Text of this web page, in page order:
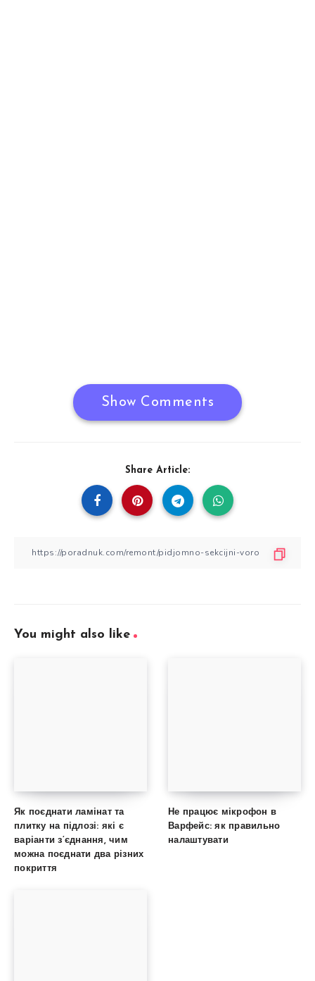
Show Comments
Share Article:
You might also like
Як поєднати ламінат та
плитку на підлозі: які є
варіанти з’єднання, чим
можна поєднати два різних
покриття
Не працює мікрофон в
Варфейс: як правильно
налаштувати